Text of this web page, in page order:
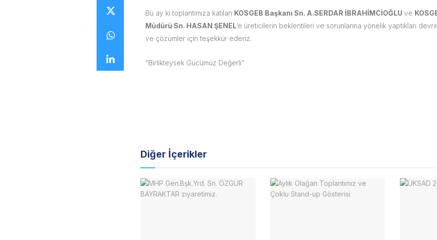
Bu ay ki toplantımıza katılan KOSGEB Başkanı Sn. A.SERDAR İBRAHİMCİOĞLU ve
Müdürü Sn. HASAN ŞENEL‘e üreticilerin beklentileri ve sorunlarına yönelik yaptıkları
ve çözümler için teşekkür ederiz.
“Birlikteysek Gücümüz Değerli”
Diğer İçerikler